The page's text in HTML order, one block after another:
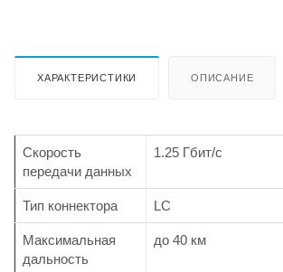
ХАРАКТЕРИСТИКИ ОПИСАНИЕ
Скорость
передачи данных
1.25 Гбит/с
Тип коннектора LC
Максимальная
дальность
до 40 км